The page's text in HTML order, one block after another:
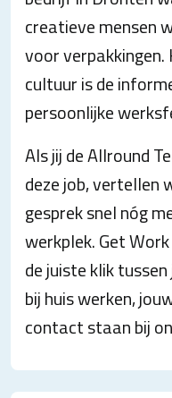
creatieve mensen
voor verpakkingen.
cultuur is de
persoonlijke
Als jij de Allround
deze job, vertellen
gesprek snel nóg
werkplek. Get
de juiste klik
bij huis werken,
contact staan bij